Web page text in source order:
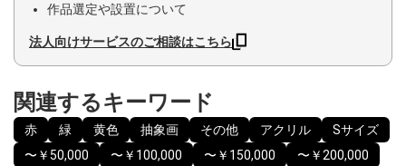
作品選定や設置について
法人向けサービスのご相談はこちら
関連するキーワード
赤 緑 黄色 抽象画 その他 アクリル
Sサイズ
〜￥50,000
〜￥100,000 〜￥150,000 〜￥200,000